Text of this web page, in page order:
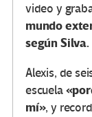
video y
mundo
según Silva.
Alexis, de
escuela
mí», y